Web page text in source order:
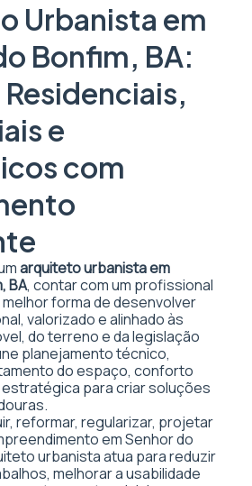
Urbanista em
Bonfim, BA:
e
com
arquiteto urbanista em
BA, contar com um profissional
forma de desenvolver
valorizado e alinhado às
do terreno e da legislação
planejamento técnico,
do espaço, conforto
para criar soluções
reformar, regularizar, projetar
em Senhor do
urbanista atua para reduzir
melhorar a usabilidade